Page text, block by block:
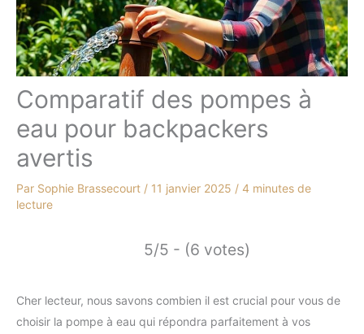
Comparatif des pompes à
eau pour backpackers
avertis
Par Sophie Brassecourt / 11 janvier 2025 / 4 minutes de
lecture
5/5 - (6 votes)
Cher lecteur, nous savons combien il est crucial pour vous de
choisir la pompe à eau qui répondra parfaitement à vos